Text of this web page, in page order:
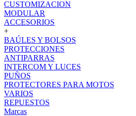
CUSTOMIZACION
MODULAR
ACCESORIOS
+
BAÚLES Y BOLSOS
PROTECCIONES
ANTIPARRAS
INTERCOM Y LUCES
PUÑOS
PROTECTORES PARA MOTOS
VARIOS
REPUESTOS
Marcas